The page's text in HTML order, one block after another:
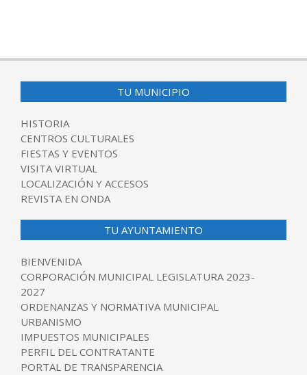
TU MUNICIPIO
HISTORIA
CENTROS CULTURALES
FIESTAS Y EVENTOS
VISITA VIRTUAL
LOCALIZACIÓN Y ACCESOS
REVISTA EN ONDA
TU AYUNTAMIENTO
BIENVENIDA
CORPORACIÓN MUNICIPAL LEGISLATURA 2023-
2027
ORDENANZAS Y NORMATIVA MUNICIPAL
URBANISMO
IMPUESTOS MUNICIPALES
PERFIL DEL CONTRATANTE
PORTAL DE TRANSPARENCIA